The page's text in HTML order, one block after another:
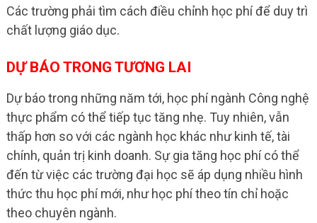
Các trường phải tìm cách điều chỉnh học phí để duy trì
chất lượng giáo dục.
DỰ BÁO TRONG TƯƠNG LAI
Dự báo trong những năm tới, học phí ngành Công nghệ
thực phẩm có thể tiếp tục tăng nhẹ. Tuy nhiên, vẫn
thấp hơn so với các ngành học khác như kinh tế, tài
chính, quản trị kinh doanh. Sự gia tăng học phí có thể
đến từ việc các trường đại học sẽ áp dụng nhiều hình
thức thu học phí mới, như học phí theo tín chỉ hoặc
theo chuyên ngành.